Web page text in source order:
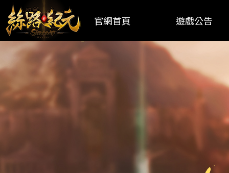
官網首頁 遊戲公告